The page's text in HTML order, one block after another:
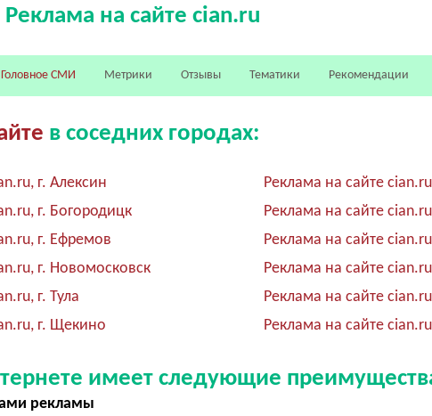
на сайте cian.ru
Головное СМИ Метрики Отзывы Тематики Рекомендации
в соседних городах:
г. Алексин
Реклама на сайте
г. Богородицк
Реклама на сайте
г. Ефремов
Реклама на сайте
г. Новомосковск
Реклама на сайте
г. Тула
Реклама на сайте
г. Щекино
Реклама на сайте
имеет следующие
рекламы